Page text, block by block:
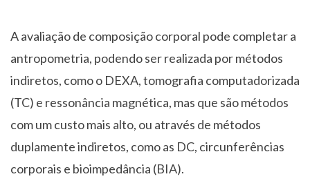
A avaliação de composição corporal pode completar a
antropometria, podendo ser realizada por métodos
indiretos, como o DEXA, tomografia computadorizada
(TC) e ressonância magnética, mas que são métodos
com um custo mais alto, ou através de métodos
duplamente indiretos, como as DC, circunferências
corporais e bioimpedância (BIA).